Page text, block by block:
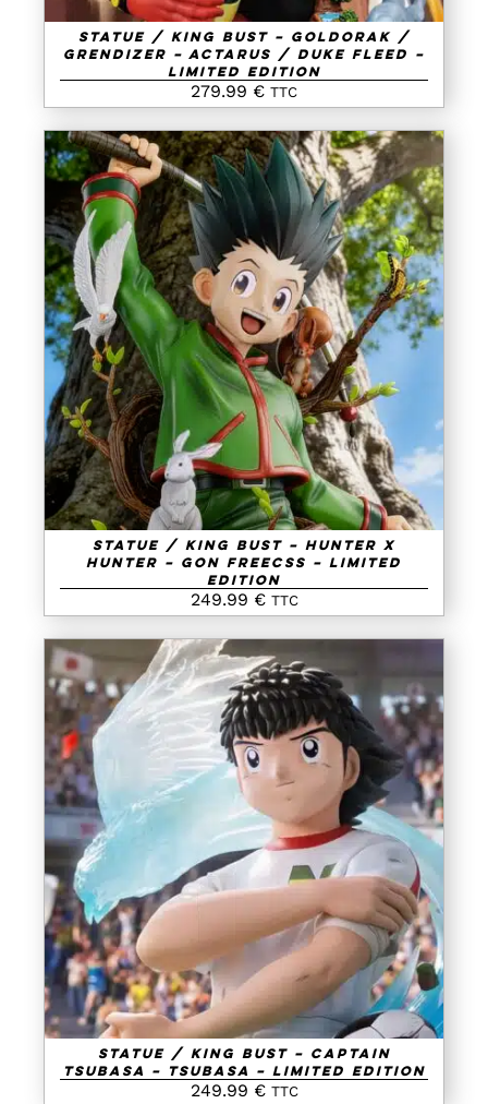
Statue / King Bust – Goldorak /
Grendizer – Actarus / Duke Fleed –
Limited Edition
279.99 € TTC
AJOUTER AU PANIER
/
DETAILS
Statue / King Bust – Hunter X
Hunter – Gon Freecss – Limited
Edition
249.99 € TTC
AJOUTER AU PANIER
/
DETAILS
Statue / King Bust – Captain
Tsubasa – Tsubasa – Limited Edition
249.99 € TTC